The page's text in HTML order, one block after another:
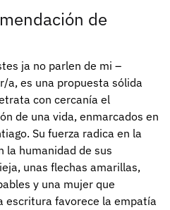
de
ja no parlen de mi –
a, es una propuesta sólida
con cercanía el
de una vida, enmarcados en
Su fuerza radica en la
la humanidad de sus
unas flechas amarillas,
y una mujer que
escritura favorece la empatía